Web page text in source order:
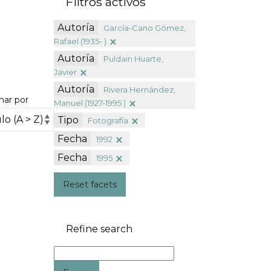
por
Autoría
García-Cano Gómez,
Rafael (1935- )
Autoría
Puldain Huarte,
Javier
Autoría
Rivera Hernández,
Manuel (1927-1995 )
Tipo Fotografía
Fecha 1992
Fecha 1995
Reset facets
Refine search